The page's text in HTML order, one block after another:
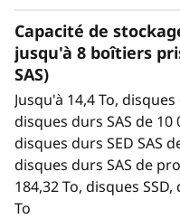
capacité de 7 200
SAS hautes/
SAS. Chaque
SAS de 12 Gb
total par boîtier.
uniquement
connecté en
suivent.
Capacité de
jusqu'à 8 boîtiers
SAS)
Jusqu'à 14,4 To,
disques durs SAS de
disques durs SED SAS
disques durs SAS de
184,32 To, disques
To